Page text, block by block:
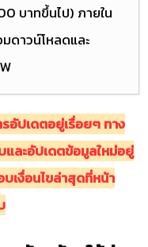
บาทขึ้นไป) ภายใน
ดาวน์โหลดและ
อัปเดตอยู่เรื่อยๆ ทาง
และอัปเดตข้อมูลใหม่อยู่
เงื่อนไขล่าสุดที่หน้า